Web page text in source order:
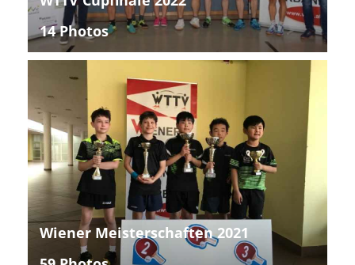
14 Photos
Wiener Meisterschaften 2021